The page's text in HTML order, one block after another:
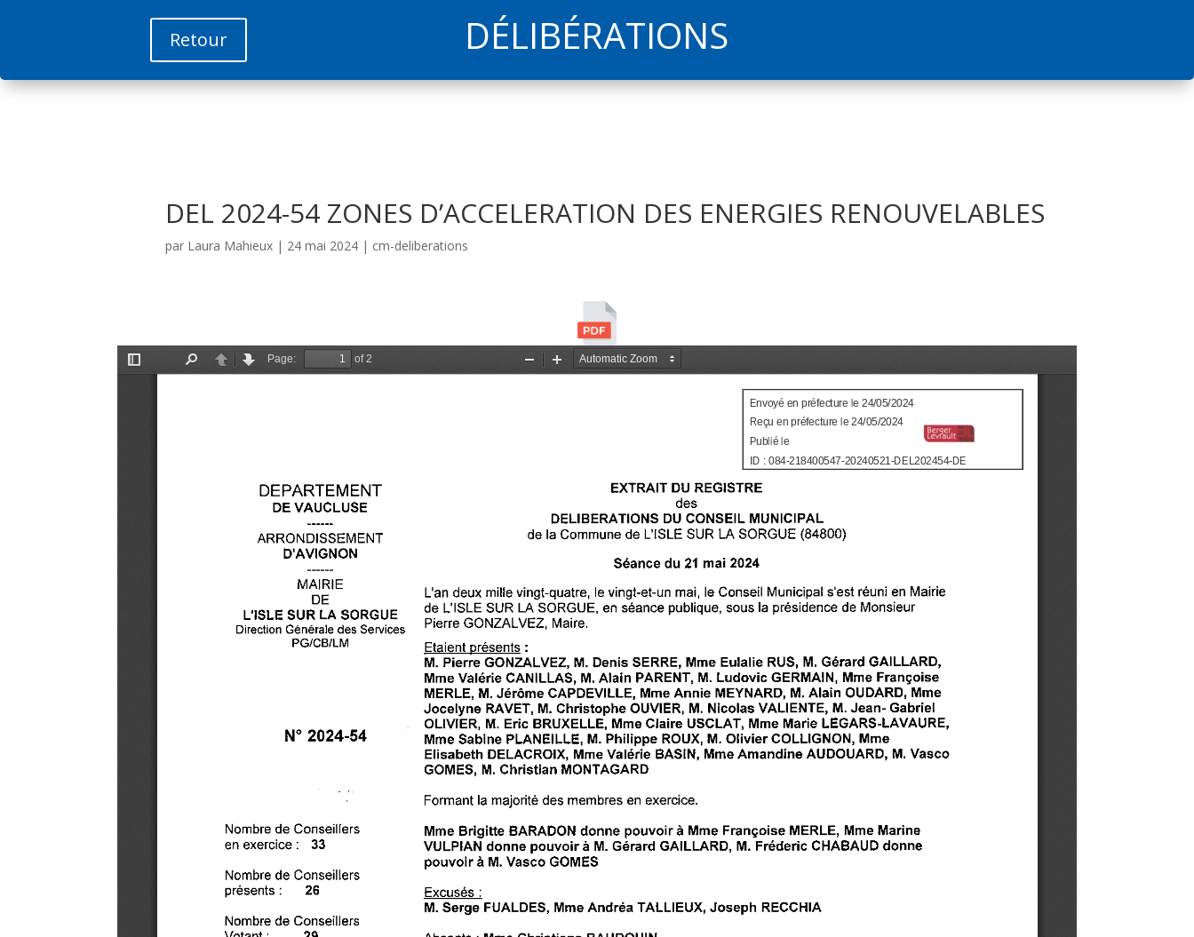
Retour DÉLIBÉRATIONS
DEL 2024-54 ZONES D’ACCELERATION DES ENERGIES RENOUVELABLES
par Laura Mahieux | 24 mai 2024 | cm-deliberations